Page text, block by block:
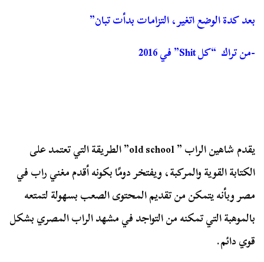
بعد كدة الوضع اتغير، التزامات بدأت تبان”
-من تراك “كل Shit” في 2016
يقدم شاهين الراب ” old school” الطريقة التي تعتمد علی
الكتابة القوية والمركبة، ويفتخر دومًا بكونه أقدم مغني راب في
مصر وبأنه يتمكن من تقديم المحتوی الصعب بسهولة لتمتعه
بالموهبة التي تمكنه من التواجد في مشهد الراب المصري بشكل
قوي دائم.